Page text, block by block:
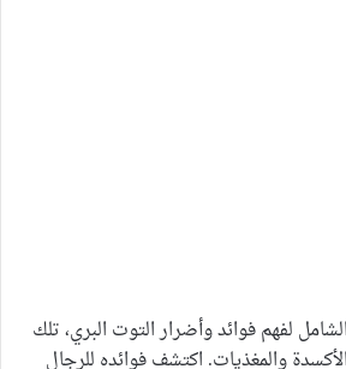
لفهم فوائد وأضرار التوت البري، تلك
والمغذيات. اكتشف فوائده للرجال